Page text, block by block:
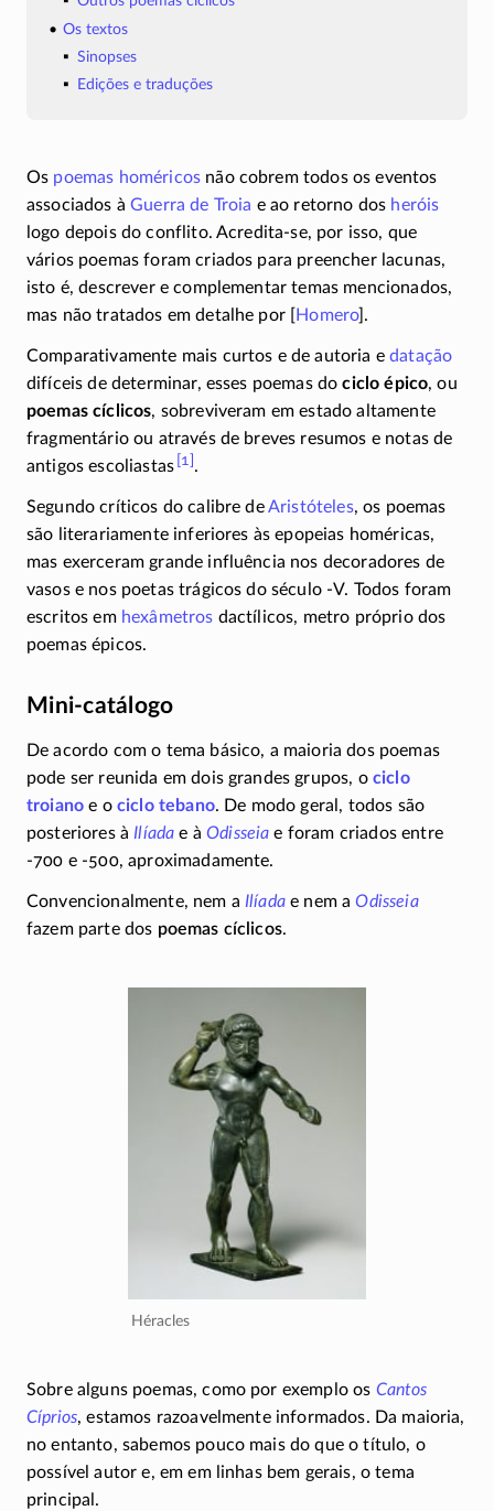
Os textos
Sinopses
Edições e traduções
Os poemas homéricos não cobrem todos os eventos
associados àGuerra de Troia e ao retorno dos heróis
logo depois do conflito.Acredita-se, por isso, que
vários poemas foram criados para preencher lacunas,
isto é, descrever e complementar temas mencionados,
mas não tratados em detalhe por [
Homero].
Comparativamente mais curtos e de autoria edatação
difíceis de determinar, esses poemas dociclo épico, ou
poemas cíclicos, sobreviveram em estado altamente
fragmentário ou através de breves resumos e notas de
antigos escoliastas [1] .
Segundo críticos do calibre deAristóteles, os poemas
são literariamente inferiores às epopeias homéricas,
mas exerceram grande influência nos decoradores de
vasos e nos poetas trágicos do século -V. Todos foram
escritos em hexâmetros dactílicos, metro próprio dos
poemas épicos.
Mini-catálogo
De acordo com o tema básico, a maioria dos poemas
pode ser reunida em dois grandes grupos, o ciclo
troiano e o ciclo tebano. De modo geral, todos são
posteriores à Ilíada e àOdisseia e foram criados entre
-700 e -500, aproximadamente.
Convencionalmente, nem a Ilíadae nem aOdisseia
fazem parte dos poemas cíclicos.
Héracles
Sobre alguns poemas, como por exemplo os Cantos
Cíprios, estamos razoavelmente informados. Da maioria,
no entanto, sabemos pouco mais do que o título, o
possível autor e, em em linhas bem gerais, o tema
principal.